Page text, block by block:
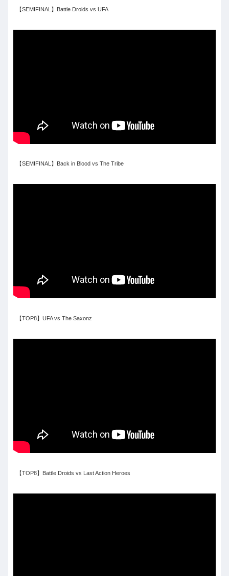
【SEMIFINAL】Battle Droids vs UFA
【SEMIFINAL】Back in Blood vs The Tribe
【TOP8】UFA vs The Saxonz
【TOP8】Battle Droids vs Last Action Heroes